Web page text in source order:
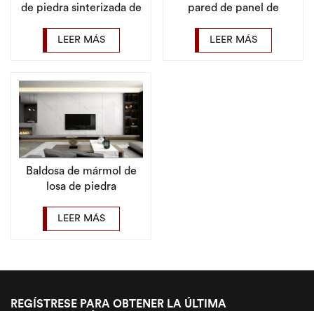
de piedra sinterizada de
1200x2400 mm para
empresas
LEER MÁS
pared de panel de
mm para losa de piedra
sinterizada
LEER MÁS
Baldosa de mármol de
losa de piedra
personalizada
1200x2400 para sala de
LEER MÁS
REGÍSTRESE PARA OBTENER LA ÚLTIMA